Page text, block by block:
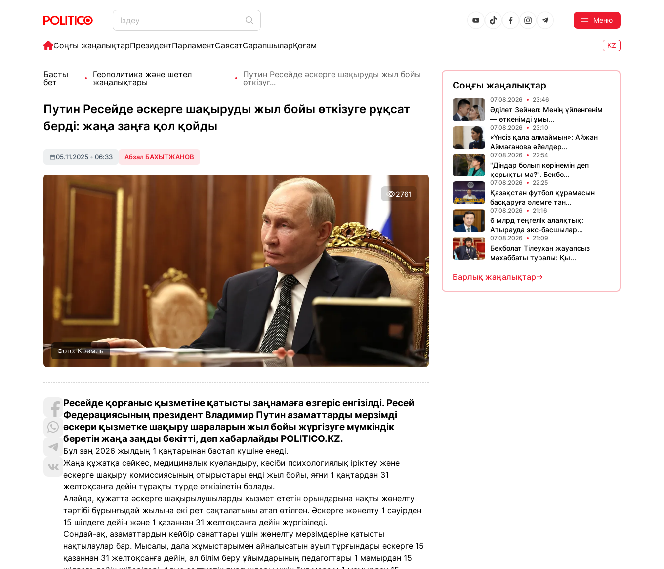
Меню
Соңғы жаңалықтарПрезидентПарламентСаясатСарапшыларҚоғам KZ
Басты
бет
Геополитика және шетел
жаңалықтары
Путин Ресейде әскерге шақыруды жыл бойы
өткізуг...
Путин Ресейде әскерге шақыруды жыл бойы өткізуге рұқсат
берді: жаңа заңға қол қойды
05.11.2025 • 06:33 Абзал БАХЫТЖАНОВ
2761
Фото: Кремль
Ресейде қорғаныс қызметіне қатысты заңнамаға өзгеріс енгізілді. Ресей
Федерациясының президент Владимир Путин азаматтарды мерзімді
әскери қызметке шақыру шараларын жыл бойы жүргізуге мүмкіндік
беретін жаңа заңды бекітті, деп хабарлайды POLITICO.KZ.
Бұл заң 2026 жылдың 1 қаңтарынан бастап күшіне енеді.
Жаңа құжатқа сәйкес, медициналық куәландыру, кәсіби психологиялық іріктеу және
әскерге шақыру комиссиясының отырыстары енді жыл бойы, яғни 1 қаңтардан 31
желтоқсанға дейін тұрақты түрде өткізілетін болады.
Алайда, құжатта әскерге шақырылушыларды қызмет ететін орындарына нақты жөнелту
тәртібі бұрынғыдай жылына екі рет сақталатыны атап өтілген. Әскерге жөнелту 1 сәуірден
15 шілдеге дейін және 1 қазаннан 31 желтоқсанға дейін жүргізіледі.
Сондай-ақ, азаматтардың кейбір санаттары үшін жөнелту мерзімдеріне қатысты
нақтылаулар бар. Мысалы, дала жұмыстарымен айналысатын ауыл тұрғындары әскерге 15
қазаннан 31 желтоқсанға дейін, ал білім беру ұйымдарының педагогтары 1 мамырдан 15
Соңғы жаңалықтар
07.08.2026 23:46
Әділет Зейнел: Менің үйленгенім
— өткенімді ұмы...
07.08.2026 23:10
«Үнсіз қала алмаймын»: Айжан
Аймағанова әйелдер...
07.08.2026 22:54
"Діндар болып көрінемін деп
қорықты ма?". Бекбо...
07.08.2026 22:25
Қазақстан футбол құрамасын
басқаруға әлемге тан...
07.08.2026 21:16
6 млрд теңгелік алаяқтық:
Атырауда экс-басшылар...
07.08.2026 21:09
Бекболат Тілеухан жауапсыз
махаббаты туралы: Қы...
Барлық жаңалықтар